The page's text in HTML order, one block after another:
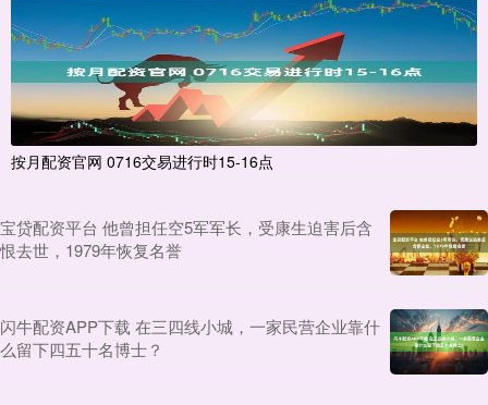
按月配资官网 0716交易进行时15-16点
宝贷配资平台 他曾担任空5军军长，受康生迫害后含
恨去世，1979年恢复名誉
闪牛配资APP下载 在三四线小城，一家民营企业靠什
么留下四五十名博士？